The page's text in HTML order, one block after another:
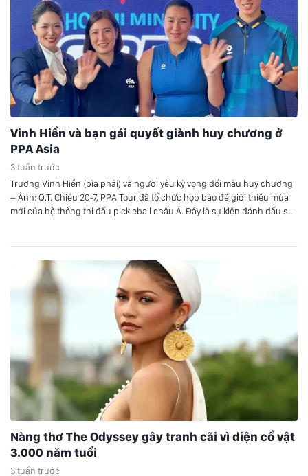
Vinh Hiển và bạn gái quyết giành huy chương ở
PPA Asia
3 tuần trước
Trương Vinh Hiển (bìa phải) và người yêu kỳ vọng đổi màu huy chương
– Ảnh: Q.T. Chiều 20-7, PPA Tour đã tổ chức họp báo để giới thiệu mùa
mới của hệ thống thi đấu pickleball châu Á. Đây là sự kiện đánh dấu sự
Nàng thơ The Odyssey gây tranh cãi vì diện cổ vật
3.000 năm tuổi
3 tuần trước